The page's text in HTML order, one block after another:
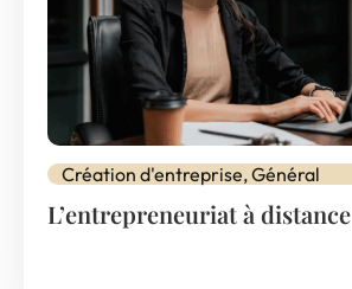
Création d'entreprise,Général
L’entrepreneuriat à distance